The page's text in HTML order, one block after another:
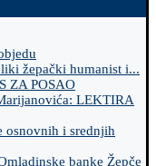
žepački humanist i...
ZA POSAO
LEKTIRA
osnovnih i srednjih
banke Žepče